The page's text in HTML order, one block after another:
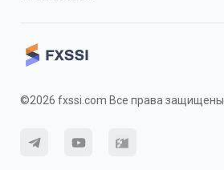
©2026 fxssi.com Все права защищены